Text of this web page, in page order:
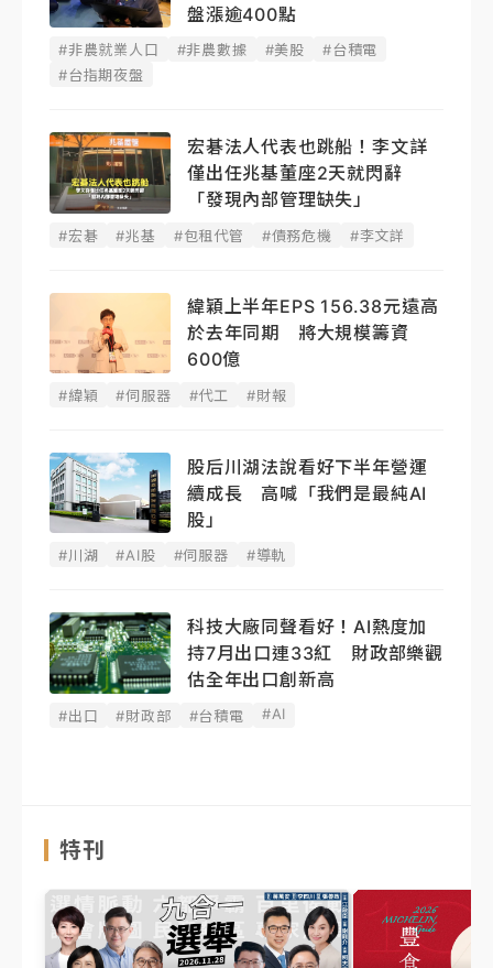
盤漲逾400點
#非農就業人口 #非農數據 #美股
#台積電
#台指期夜盤
宏碁法人代表也跳船！李文詳
僅出任兆基董座2天就閃辭
「發現內部管理缺失」
#宏碁 #兆基 #包租代管 #債務危機 #李文詳
緯穎上半年EPS 156.38元遠高
於去年同期 將大規模籌資
600億
#緯穎 #伺服器 #代工 #財報
股后川湖法說看好下半年營運
續成長 高喊「我們是最純AI
股」
#川湖 #AI股 #伺服器 #導軌
科技大廠同聲看好！AI熱度加
持7月出口連33紅 財政部樂觀
估全年出口創新高
#出口 #財政部 #台積電 #AI
特刊